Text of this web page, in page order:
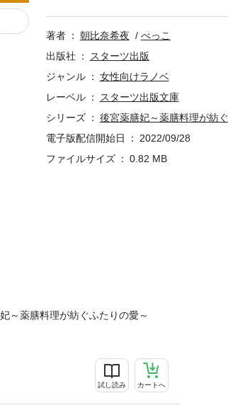
～薬膳料理が紡ぐふたりの愛～
試し読み カートへ
庫『皇帝の胃袋を掴んだら、寵妃に指
したものです。
著者 朝比奈希夜
べっこ
出版社
スターツ出版
ジャンル
女性向けラノベ
レーベル
スターツ出版文庫
シリーズ
後宮薬膳妃～薬膳料理が紡
電子版配信開始日
2022/09/28
ファイルサイズ
0.82 MB